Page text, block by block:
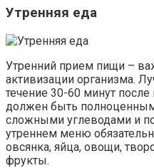
Утренняя еда
Утренний прием пищи –
активизации организма.
течение 30-60 минут
должен быть
сложными углеводами и
утреннем меню
овсянка, яйца, овощи,
фрукты.